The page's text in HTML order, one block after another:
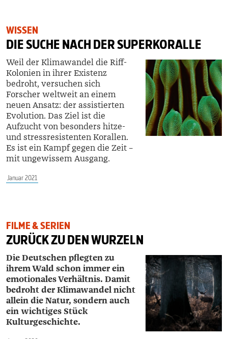
WISSEN
DIE SUCHE NACH DER SUPERKORALLE
Weil der Klimawandel die Riff-
Kolonien in ihrer Existenz
bedroht, versuchen sich
Forscher weltweit an einem
neuen Ansatz: der assistierten
Evolution. Das Ziel ist die
Aufzucht von besonders hitze-
und stressresistenten Korallen.
Es ist ein Kampf gegen die Zeit –
mit ungewissem Ausgang.
Januar 2021
FILME & SERIEN
ZURÜCK ZU DEN WURZELN
Die Deutschen pflegten zu
ihrem Wald schon immer ein
emotionales Verhältnis. Damit
bedroht der Klimawandel nicht
allein die Natur, sondern auch
ein wichtiges Stück
Kulturgeschichte.